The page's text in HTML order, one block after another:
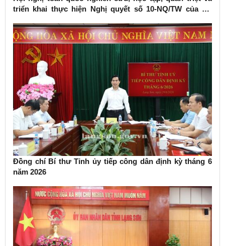
triển khai thực hiện Nghị quyết số 10-NQ/TW của Bộ
Đồng chí Bí thư Tỉnh ủy tiếp công dân định kỳ tháng 6
năm 2026